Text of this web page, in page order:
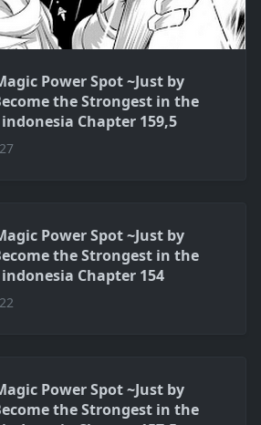
Power Spot ~Just by
the Strongest in the
Chapter 159,5
Power Spot ~Just by
the Strongest in the
Chapter 154
Power Spot ~Just by
the Strongest in the